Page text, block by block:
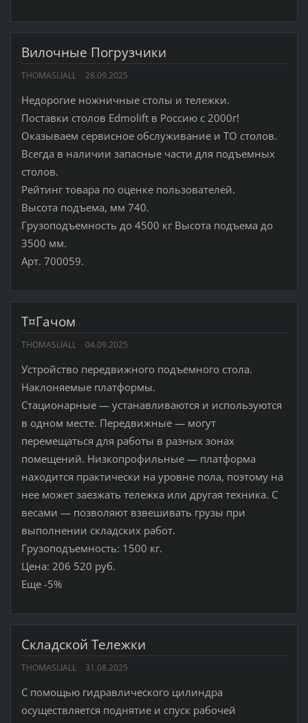
Вилочные Погрузчики
THOMASLIALL 28.09.2025
Недорогие ножничные столы и тележки.
Поставки столов Edmolift в Россию с 2000г!
Оказываем сервисное обслуживание и ТО столов.
Всегда в наличии запасные части для подъемных
столов.
Рейтинг товара по оценке пользователей.
Высота подъема, мм 740.
Грузоподъемность до 4500 кг Высота подъема до
3500 мм.
Арт. 700059.
Т¤Гачом
THOMASLIALL 04.09.2025
Устройство передвижного подъемного стола.
Наклоняемые платформы.
Стационарные — устанавливаются и используются
в одном месте. Передвижные — могут
перемещаться для работы в разных зонах
помещений. Низкопрофильные — платформа
находится практически на уровне пола, поэтому на
нее может заезжать тележка или другая техника. С
весами — позволяют взвешивать грузы при
выполнении складских работ.
Грузоподъемность: 1500 кг.
Цена: 206 520 руб.
Еще -5%
Складской Тележки
THOMASLIALL 31.08.2025
С помощью гидравлического цилиндра
осуществляется поднятие и спуск рабочей